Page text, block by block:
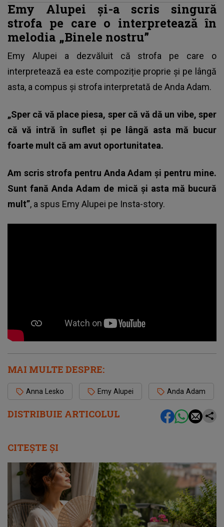
DISTRIBUIE ARTICOLUL
Emy Alupei și-a scris singură
strofa pe care o interpretează în
melodia „Binele nostru”
Emy Alupei a dezvăluit că strofa pe care o
interpretează ea este compoziție proprie și pe lângă
asta, a compus și strofa interpretată de Anda Adam.
„Sper că vă place piesa, sper că vă dă un vibe, sper
că vă intră în suflet și pe lângă asta mă bucur
foarte mult că am avut oportunitatea.
Am scris strofa pentru Anda Adam și pentru mine.
Sunt fană Anda Adam de mică și asta mă bucură
mult”, a spus Emy Alupei pe Insta-story.
MAI MULTE DESPRE:
Anna Lesko Emy Alupei Anda Adam
CITEȘTE ȘI